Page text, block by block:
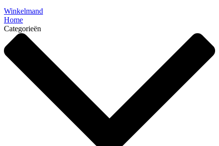
Winkelmand
Home
Categorieën